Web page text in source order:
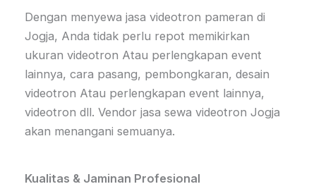
Dengan menyewa jasa videotron pameran di
Jogja, Anda tidak perlu repot memikirkan
ukuran videotron Atau perlengkapan event
lainnya, cara pasang, pembongkaran, desain
videotron Atau perlengkapan event lainnya,
videotron dll. Vendor jasa sewa videotron Jogja
akan menangani semuanya.
Kualitas & Jaminan Profesional